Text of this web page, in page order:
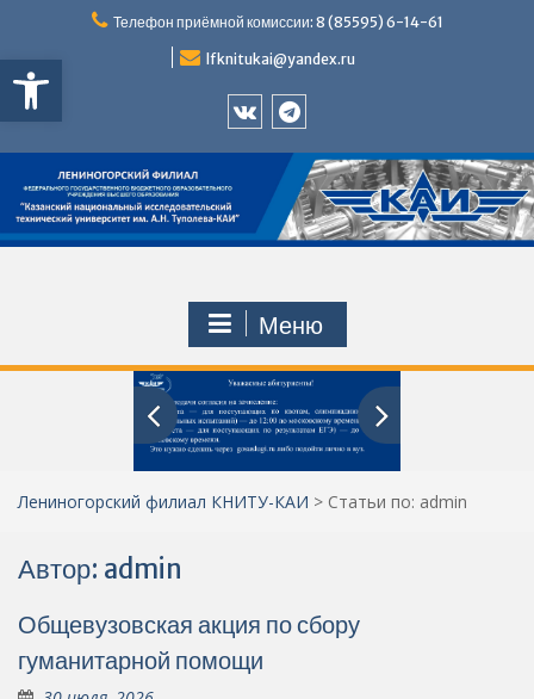
Открыть панель инструментов
содержимому
Телефон приёмной комиссии: 8 (85595) 6-14-61
lfknitukai@yandex.ru
комиссия
КНИТУ-
КАИ
ЛФ
КНИТУ-
КАИ
Меню
Лениногорский филиал КНИТУ-КАИ > Статьи по: admin
Автор: admin
Общевузовская акция по сбору
гуманитарной помощи